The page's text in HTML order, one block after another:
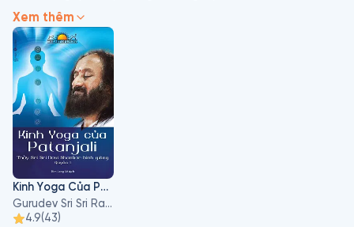
đã truyền cảm hứng cho hàng triệu người trên thế giới với
tầm nhìn về một thế giới không căng thẳng, không bạo lực.
Ông đã thiết kế các chương trình cung cấp các kỹ thuật và
công cụ để có một cuộc sống sâu sắc hơn, vui vẻ hơn và đã
thành lập các tổ chức phi lợi nhuận thừa nhận bản sắc con
người vượt ra ngoài ranh giới của giới tính, chủng tộc, quốc
tịch và tôn giáo.
Xem thêm
Kinh Yoga Của Patanjali
Gurudev Sri Sri Ravi Shankar
4.9(43)